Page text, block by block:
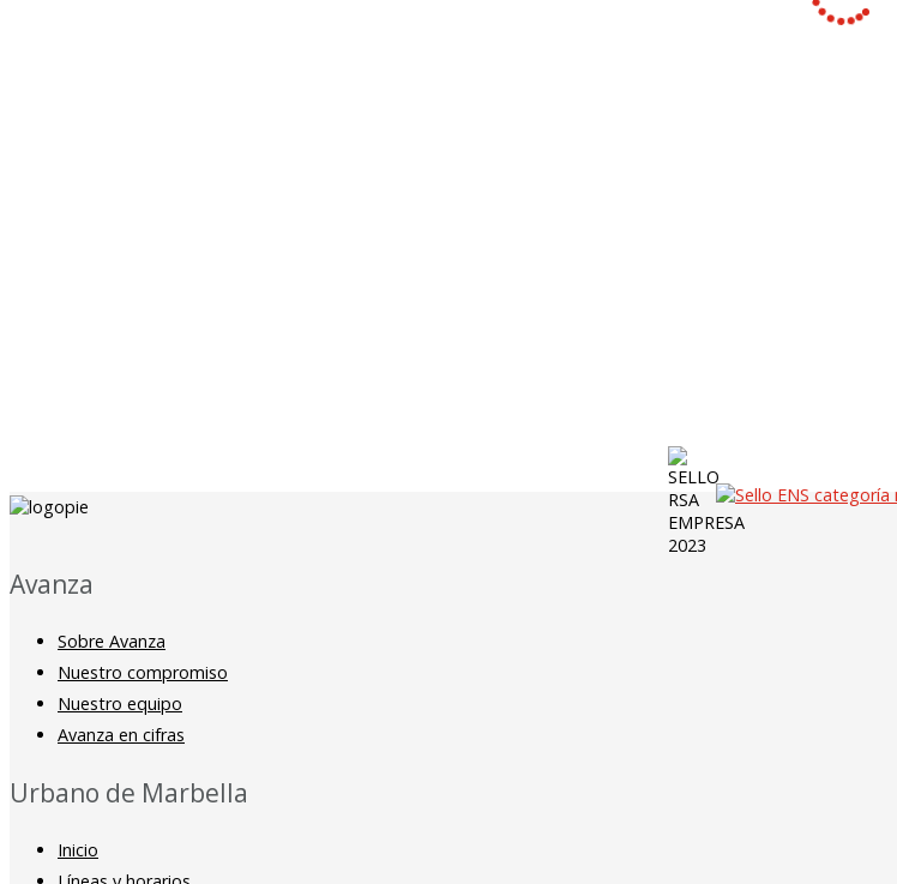
Avanza
Sobre Avanza
Nuestro compromiso
Nuestro equipo
Avanza en cifras
Urbano de Marbella
Inicio